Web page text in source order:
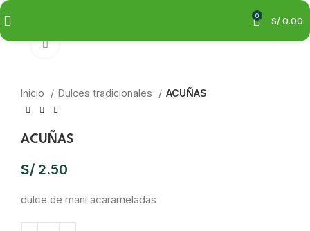
0 S/0.00
Clic para ampliar
Inicio Dulces tradicionales ACUÑAS
ACUÑAS
S/ 2.50
dulce de maní acarameladas